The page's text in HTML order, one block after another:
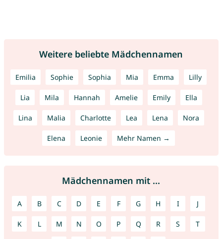
Weitere beliebte Mädchennamen
Emilia Sophie Sophia Mia Emma Lilly
Lia Mila Hannah Amelie Emily Ella
Lina Malia Charlotte Lea Lena Nora
Elena Leonie Mehr Namen →
Mädchennamen mit ...
A B C D E F G H I J
K L M N O P Q R S T